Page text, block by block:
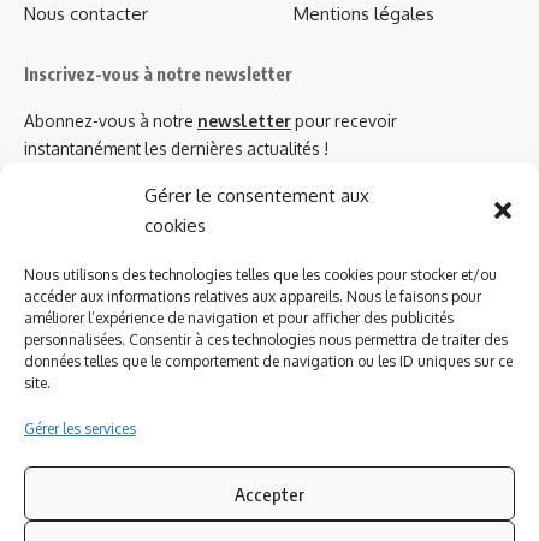
Gérer le consentement aux
cookies
Nous utilisons des technologies telles que les cookies pour stocker et/ou
accéder aux informations relatives aux appareils. Nous le faisons pour
améliorer l’expérience de navigation et pour afficher des publicités
personnalisées. Consentir à ces technologies nous permettra de traiter des
données telles que le comportement de navigation ou les ID uniques sur ce
site.
Gérer les services
Accepter
Nous contacter
Mentions légales
Inscrivez-vous à notre newsletter
Abonnez-vous à notre newsletterpour recevoir
instantanément les dernières actualités !
Azinat.com TV soutient